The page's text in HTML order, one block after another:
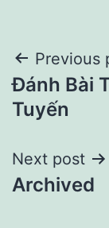
Post
Previous
Đánh Bài
Tuyến
Next post
Archived